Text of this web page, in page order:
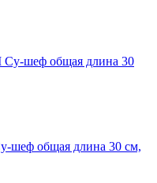
общая длина 30 см,